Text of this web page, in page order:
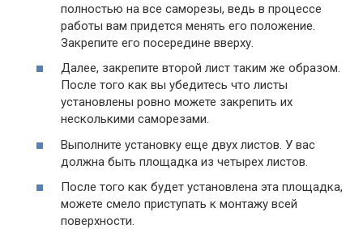
полностью на все саморезы, ведь в процессе
работы вам придется менять его положение.
Закрепите его посередине вверху.
Далее, закрепите второй лист таким же образом.
После того как вы убедитесь что листы
установлены ровно можете закрепить их
несколькими саморезами.
Выполните установку еще двух листов. У вас
должна быть площадка из четырех листов.
После того как будет установлена эта площадка,
можете смело приступать к монтажу всей
поверхности.